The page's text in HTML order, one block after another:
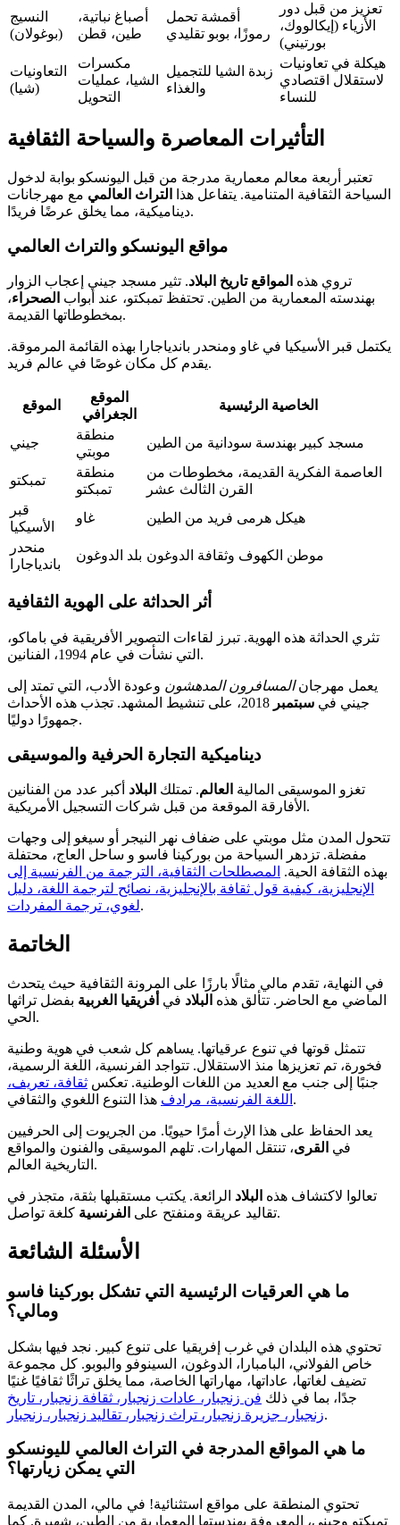
النسيج
(بوغولان)
أصباغ نباتية،
طين، قطن
أقمشة تحمل
رموزًا، بوبو تقليدي
تعزيز من قبل دور
الأزياء (إيكالووك،
بورتيني)
التعاونيات
(شيا)
مكسرات
الشيا، عمليات
التحويل
زبدة الشيا للتجميل
والغذاء
هيكلة في تعاونيات
لاستقلال اقتصادي
للنساء
التأثيرات المعاصرة والسياحة الثقافية
تعتبر أربعة معالم معمارية مدرجة من قبل اليونسكو بوابة لدخول
السياحة الثقافية المتنامية. يتفاعل هذا
التراث العالمي مع مهرجانات
ديناميكية، مما يخلق عرضًا فريدًا.
مواقع اليونسكو والتراث العالمي
تروي هذه المواقع تاريخ البلاد. تثير مسجد جيني إعجاب الزوار
بهندسته المعمارية من الطين. تحتفظ تمبكتو، عند أبواب الصحراء،
بمخطوطاتها القديمة.
يكتمل قبر الأسيكيا في غاو ومنحدر باندياجارا بهذه القائمة المرموقة.
يقدم كل مكان غوصًا في عالم فريد.
الموقع
الموقع
الجغرافي
الخاصية الرئيسية
جيني
منطقة
موبتي
مسجد كبير بهندسة سودانية من الطين
تمبكتو
منطقة
تمبكتو
العاصمة الفكرية القديمة، مخطوطات من
القرن الثالث عشر
قبر
الأسيكيا
غاو
هيكل هرمى فريد من الطين
منحدر
باندياجارا
بلد الدوغون موطن الكهوف وثقافة الدوغون
أثر الحداثة على الهوية الثقافية
تثري الحداثة هذه الهوية. تبرز لقاءات التصوير الأفريقية في باماكو،
التي نشأت في عام 1994، الفنانين.
يعمل مهرجانالمسافرون المدهشون وعودة الأدب، التي تمتد إلى
جيني في سبتمبر
2018، على تنشيط المشهد. تجذب هذه الأحداث
جمهورًا دوليًا.
ديناميكية التجارة الحرفية والموسيقى
تغزو الموسيقى المالية العالم. تمتلك البلاد أكبر عدد من الفنانين
الأفارقة الموقعة من قبل شركات التسجيل الأمريكية.
تتحول المدن مثل موبتي على ضفاف نهر النيجر أو سيغو إلى وجهات
مفضلة. تزدهر السياحة من بوركينا فاسو و ساحل العاج، محتفلة
بهذه الثقافة الحية. المصطلحات الثقافية، الترجمة من الفرنسية إلى
الإنجليزية، كيفية قول ثقافة بالإنجليزية، نصائح لترجمة اللغة، دليل
لغوي، ترجمة المفردات.
الخاتمة
في النهاية، تقدم مالي مثالًا بارزًا على المرونة الثقافية حيث يتحدث
الماضي مع الحاضر. تتألق هذه البلاد في أفريقيا الغربية بفضل تراثها
الحي.
تتمثل قوتها في تنوع عرقياتها. يساهم كل شعب في هوية وطنية
فخورة، تم تعزيزها منذ الاستقلال. تتواجد الفرنسية، اللغة الرسمية،
جنبًا إلى جنب مع العديد من اللغات الوطنية. تعكس ثقافة، تعريف،
اللغة الفرنسية، مرادف هذا التنوع اللغوي والثقافي.
يعد الحفاظ على هذا الإرث أمرًا حيويًا. من الجريوت إلى الحرفيين
في القرى، تنتقل المهارات. تلهم الموسيقى والفنون والمواقع
التاريخية العالم.
تعالوا لاكتشاف هذه البلاد الرائعة. يكتب مستقبلها بثقة، متجذر في
تقاليد عريقة ومنفتح على الفرنسية كلغة تواصل.
الأسئلة الشائعة
ما هي العرقيات الرئيسية التي تشكل بوركينا فاسو
ومالي؟
تحتوي هذه البلدان في غرب إفريقيا على تنوع كبير. نجد فيها بشكل
خاص الفولاني، البامبارا، الدوغون، السينوفو والبوبو. كل مجموعة
تضيف لغاتها، عاداتها، مهاراتها الخاصة، مما يخلق تراثًا ثقافيًا غنيًا
جدًا، بما في ذلك فن زنجبار، عادات زنجبار، ثقافة زنجبار، تاريخ
زنجبار، جزيرة زنجبار، تراث زنجبار، تقاليد زنجبار، زنجبار.
ما هي المواقع المدرجة في التراث العالمي لليونسكو
التي يمكن زيارتها؟
تحتوي المنطقة على مواقع استثنائية! في مالي، المدن القديمة
تمبكتو وجيني، المعروفة بهندستها المعمارية من الطين، شهيرة. كما